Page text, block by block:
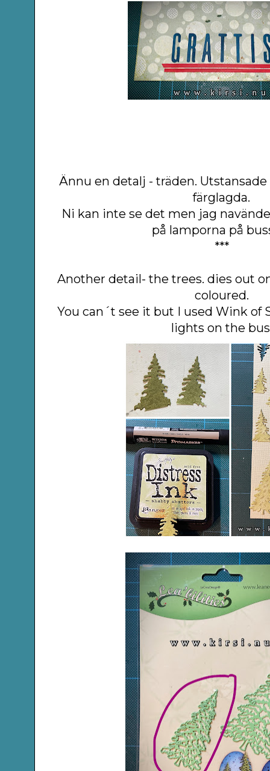
Ännu en detalj - träden.
färglagda.
Ni kan inte se det men jag
på lamporna på
***
Another detail- the trees. dies out
coloured.
You can´t see it but I used Wink of
lights on the